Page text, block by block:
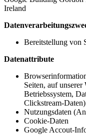
Ireland
Bereitstellung von
Datenattribute
Seiten, auf unserer
Betriebssystem,
Clickstream-Daten)
Nutzungsdaten
Cookie-Daten
Google Accout-